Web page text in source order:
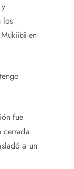
los
en
fue
cerrada.
a un